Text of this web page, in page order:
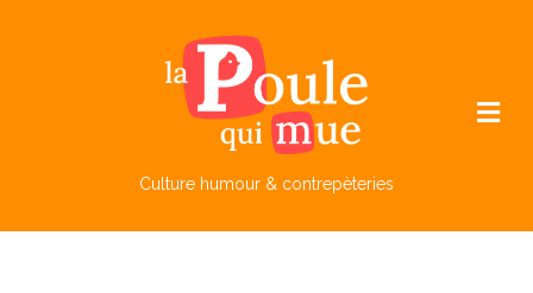
Culture humour & contrepèteries
M
e